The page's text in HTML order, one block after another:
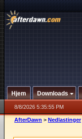
Hjem Downloads
8/8/2026 5:35:55 PM
AfterDawn > Nedlastinger